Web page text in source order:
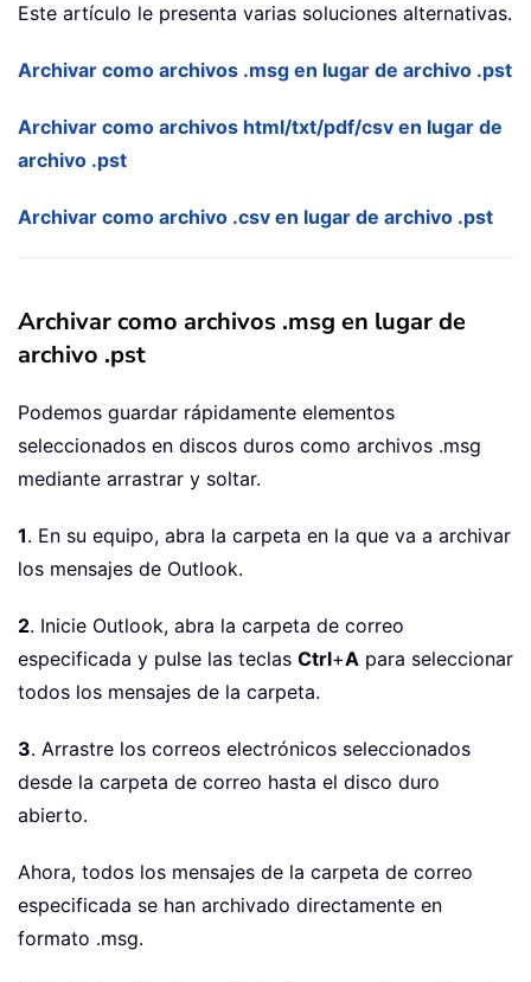
Este artículo le presenta varias soluciones alternativas.
Archivar como archivos .msg en lugar de archivo .pst
Archivar como archivos html/txt/pdf/csv en lugar de
archivo .pst
Archivar como archivo .csv en lugar de archivo .pst
Archivar como archivos .msg en lugar de
archivo .pst
Podemos guardar rápidamente elementos
seleccionados en discos duros como archivos .msg
mediante arrastrar y soltar.
1. En su equipo, abra la carpeta en la que va a archivar
los mensajes de Outlook.
2. Inicie Outlook, abra la carpeta de correo
especificada y pulse las teclas Ctrl+A para seleccionar
todos los mensajes de la carpeta.
3. Arrastre los correos electrónicos seleccionados
desde la carpeta de correo hasta el disco duro
abierto.
Ahora, todos los mensajes de la carpeta de correo
especificada se han archivado directamente en
formato .msg.